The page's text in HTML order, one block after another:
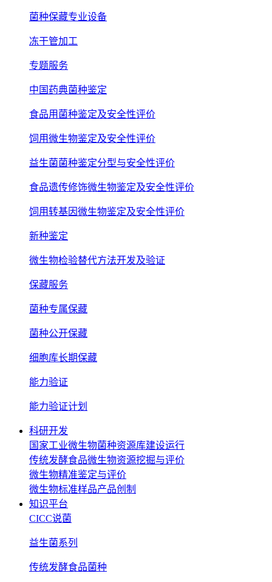
菌种保藏专业设备
冻干管加工
专题服务
中国药典菌种鉴定
食品用菌种鉴定及安全性评价
饲用微生物鉴定及安全性评价
益生菌菌种鉴定分型与安全性评价
食品遗传修饰微生物鉴定及安全性评价
饲用转基因微生物鉴定及安全性评价
新种鉴定
微生物检验替代方法开发及验证
保藏服务
菌种专属保藏
菌种公开保藏
细胞库长期保藏
能力验证
能力验证计划
科研开发
国家工业微生物菌种资源库建设运行
传统发酵食品微生物资源挖掘与评价
微生物精准鉴定与评价
微生物标准样品产品创制
知识平台
CICC说菌
益生菌系列
传统发酵食品菌种